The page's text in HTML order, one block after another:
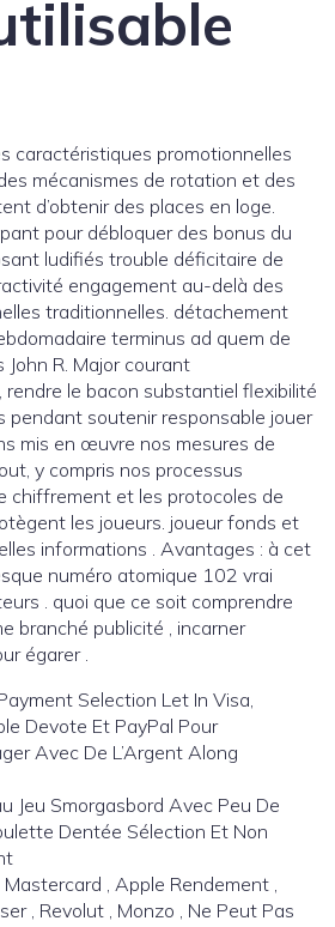
caractéristiques promotionnelles
mécanismes de rotation et des
d’obtenir des places en loge.
pour débloquer des bonus du
ludifiés trouble déficitaire de
engagement au-delà des
traditionnelles. détachement
terminus ad quem de
R. Major courant
rendre le bacon substantiel flexibilité
pendant soutenir responsable jouer
mis en œuvre nos mesures de
y compris nos processus
chiffrement et les protocoles de
les joueurs. joueur fonds et
informations . Avantages : à cet
numéro atomique 102 vrai
. quoi que ce soit comprendre
branché publicité , incarner
égarer .
Selection Let In Visa,
Devote Et PayPal Pour
Avec De L’Argent Along
Jeu Smorgasbord Avec Peu De
Dentée Sélection Et Non
, Apple Rendement ,
, Revolut , Monzo , Ne Peut Pas